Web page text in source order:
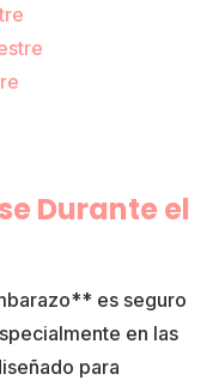
Durante el
es seguro
en las
para